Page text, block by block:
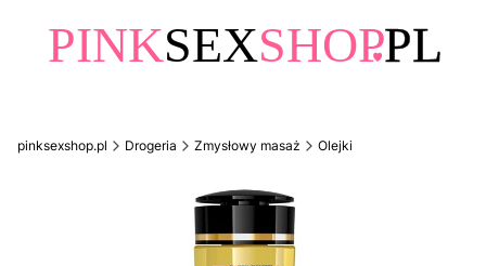
pinksexshop.pl Drogeria Zmysłowy masaż Olejki